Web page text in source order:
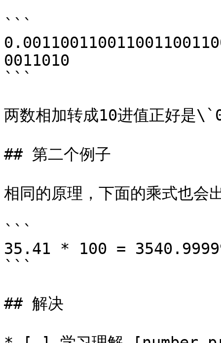
```
0011010
```
两数相加转成10进值正好是
## 第二个例子
相同的原理，下面的乘式也会
```
35.41 * 100 =
```
## 解决